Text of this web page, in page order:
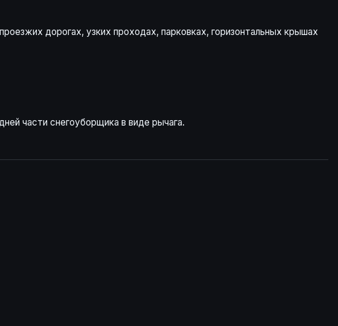
дорогах, узких проходах, парковках, горизонтальных крышах
части снегоуборщика в виде рычага.